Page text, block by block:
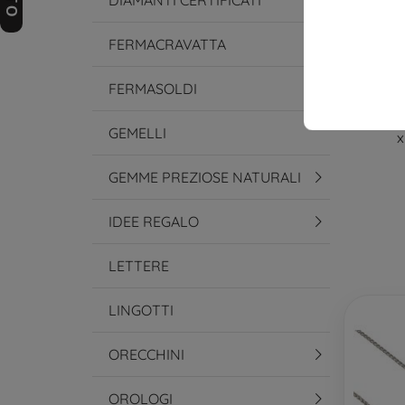
FERMACRAVATTA
FERMASOLDI
GEMELLI
GEMME PREZIOSE NATURALI
IDEE REGALO
LETTERE
LINGOTTI
ORECCHINI
OROLOGI